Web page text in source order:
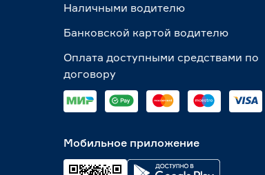
Наличными водителю
Банковской картой водителю
Оплата доступными средствами по
договору
Мобильное приложение